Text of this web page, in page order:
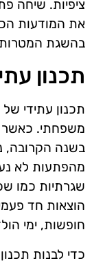
ציפיות. שיחה
את המודעות
בהשגת
תכנון
תכנון עתידי
משפחתי. כאשר
בשנה הקרובה,
מהפתעות לא
שגרתיות כמו
הוצאות חד
חופשות, ימי
כדי לבנות